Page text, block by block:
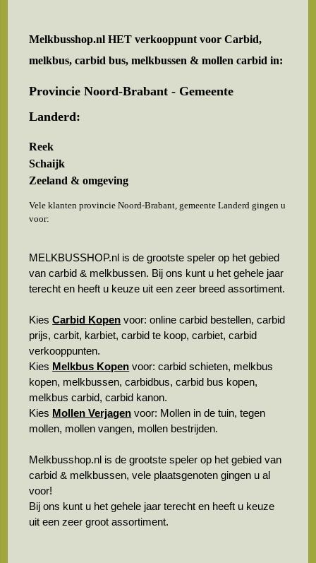
Melkbusshop.nl HET verkooppunt voorCarbid,
melkbus, carbid bus, melkbussen & mollen carbid in:
Provincie Noord-Brabant - Gemeente
Landerd:
Reek
Schaijk
Zeeland & omgeving
Vele klanten provincie Noord-Brabant, gemeente Landerd gingen u
voor:
MELKBUSSHOP.nl is de grootste speler op het gebied
van carbid & melkbussen. Bij ons kunt u het gehele jaar
terecht en heeft u keuze uit een zeer breed assortiment.
KiesCarbid Kopen voor: online carbid bestellen, carbid
prijs, carbit, karbiet, carbid te koop, carbiet, carbid
verkooppunten.
Kies Melkbus Kopen voor: carbid schieten, melkbus
kopen, melkbussen, carbidbus, carbid bus kopen,
melkbus carbid, carbid kanon.
Kies Mollen Verjagen voor: Mollen in de tuin, tegen
mollen, mollen vangen, mollen bestrijden.
Melkbusshop.nl is de grootste speler op het gebied van
carbid & melkbussen, vele plaatsgenoten gingen u al
voor!
Bij ons kunt u het gehele jaar terecht en heeft u keuze
uit een zeer groot assortiment.